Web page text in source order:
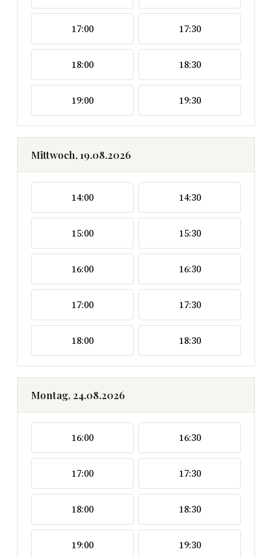
17:00 17:30
18:00 18:30
19:00 19:30
Mittwoch, 19.08.2026
14:00 14:30
15:00 15:30
16:00 16:30
17:00 17:30
18:00 18:30
Montag, 24.08.2026
16:00 16:30
17:00 17:30
18:00 18:30
19:00 19:30